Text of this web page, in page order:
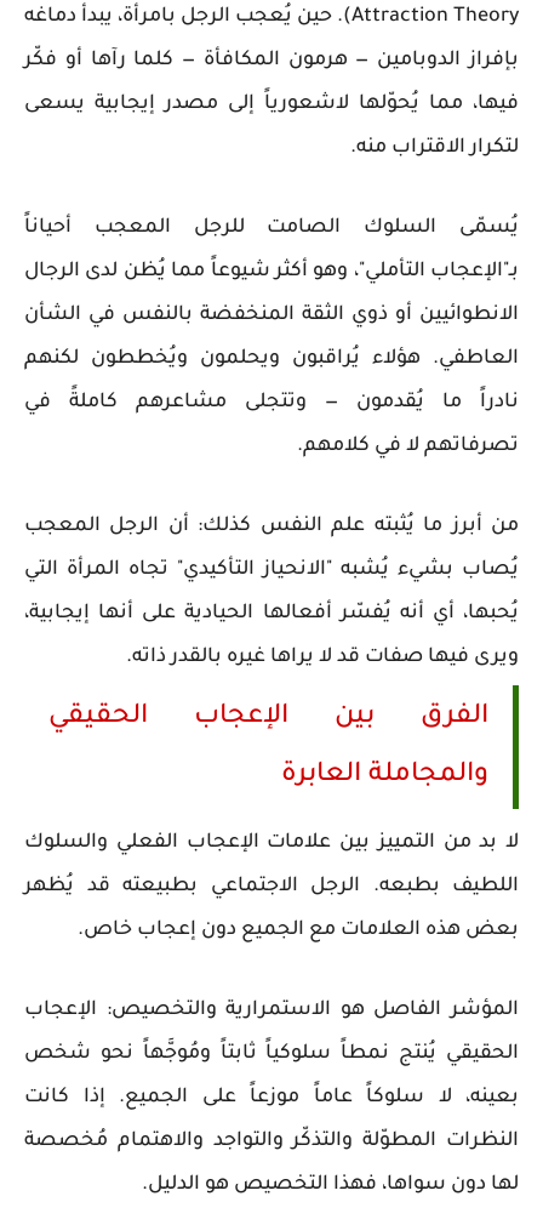
Attraction Theory). حين يُعجب الرجل بامرأة، يبدأ دماغه
بإفراز الدوبامين — هرمون المكافأة — كلما رآها أو فكّر
فيها، مما يُحوّلها لاشعورياً إلى مصدر إيجابية يسعى
لتكرار الاقتراب منه.
يُسمّى السلوك الصامت للرجل المعجب أحياناً
بـ"الإعجاب التأملي"، وهو أكثر شيوعاً مما يُظن لدى الرجال
الانطوائيين أو ذوي الثقة المنخفضة بالنفس في الشأن
العاطفي. هؤلاء يُراقبون ويحلمون ويُخططون لكنهم
نادراً ما يُقدمون — وتتجلى مشاعرهم كاملةً في
تصرفاتهم لا في كلامهم.
من أبرز ما يُثبته علم النفس كذلك: أن الرجل المعجب
يُصاب بشيء يُشبه "الانحياز التأكيدي" تجاه المرأة التي
يُحبها، أي أنه يُفسّر أفعالها الحيادية على أنها إيجابية،
ويرى فيها صفات قد لا يراها غيره بالقدر ذاته.
الفرق بين الإعجاب الحقيقي
والمجاملة العابرة
لا بد من التمييز بين علامات الإعجاب الفعلي والسلوك
اللطيف بطبعه. الرجل الاجتماعي بطبيعته قد يُظهر
بعض هذه العلامات مع الجميع دون إعجاب خاص.
المؤشر الفاصل هو الاستمرارية والتخصيص: الإعجاب
الحقيقي يُنتج نمطاً سلوكياً ثابتاً ومُوجَّهاً نحو شخص
بعينه، لا سلوكاً عاماً موزعاً على الجميع. إذا كانت
النظرات المطوّلة والتذكّر والتواجد والاهتمام مُخصصة
لها دون سواها، فهذا التخصيص هو الدليل.